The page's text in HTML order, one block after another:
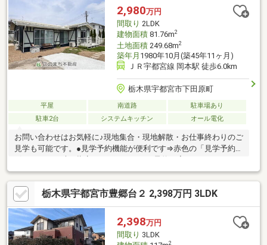
借入れがある方（車／カード／キャッシング／リボ）等不動産の
プロ『株式会社MINATO』が後悔のないマイホーム選びの為に全
力でお家探しをサポートさせて頂きます！
2,980万円
間取り 2LDK
建物面積81.76m2
土地面積249.68m2
築年月 1980年10月(築45年11ヶ月)
ＪＲ宇都宮線 岡本駅 徒歩6.0km
栃木県宇都宮市下田原町
平屋 南道路
駐車場あり
駐車2台
システムキッチン オール電化
お問い合わせはお気軽に♪現地集合・現地解散・お仕事終わりのご
見学も可能です。●見学予約機能が便利です⇒赤色の「見学予約」
電話の場合⇒青色の「電話で問い合わせ」ボタンより通話が可能
です！※担当者に物件所在地と価格をお伝え下さい。●メールの場
合⇒オレンジ色の「資料請求ボタン」よりフォーム入力へお進み
下さい。●不動産屋選びに迷ったら「このまち不動産」にお任せ
下さい ・宅地建物取引士の資格保有者が担当させて頂きます。 ・
住宅ローン実績多数！過去に住宅ローンを断られた方でも、１度
ご相談下さい。
栃木県宇都宮市豊郷台２ 2,398万円 3LDK
2,398万円
間取り 3LDK
2